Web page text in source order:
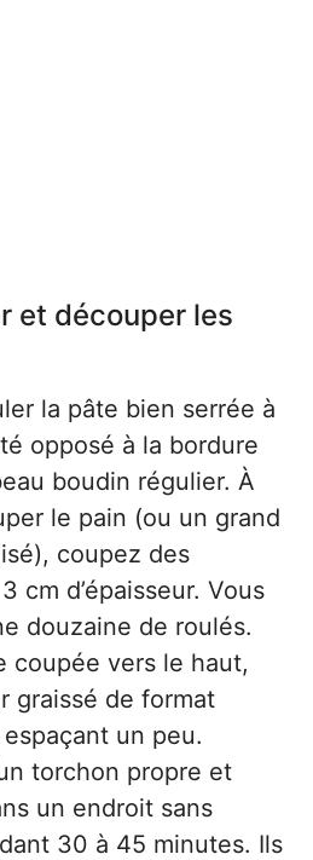
et découper les
la pâte bien serrée à
opposé à la bordure
boudin régulier. À
le pain (ou un grand
coupez des
cm d’épaisseur. Vous
douzaine de roulés.
coupée vers le haut,
graissé de format
un peu.
torchon propre et
un endroit sans
30 à 45 minutes. Ils